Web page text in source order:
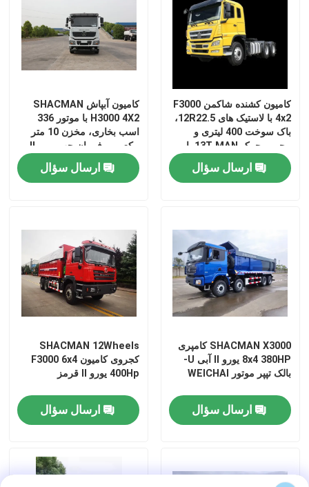
خونه
درباره ما
کامیون کشنده شاکمن F3000
4x2 با لاستیک های 12R22.5،
باک سوخت 400 لیتری و
محور محرک 13T MAN با
کاهش دوگانه
ارسال سؤال
کامیون آبپاش SHACMAN
H3000 4X2 با موتور 336
اسب بخاری، مخزن 10 متر
مکعبی و فرمان چپ یورو II
ارسال سؤال
SHACMAN X3000 کامپری
8x4 380HP یورو II آبی U-
بالک تپپر موتور WEICHAI
ارسال سؤال
SHACMAN 12Wheels
کجروی کامیون F3000 6x4
400Hp یورو II قرمز
ارسال سؤال